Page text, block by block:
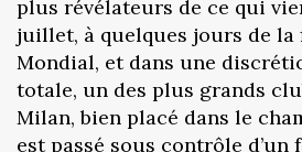
plus révélateurs de ce qui
juillet, à quelques jours de la
Mondial, et dans une
totale, un des plus grands
Milan, bien placé dans le
est passé sous contrôle d’un